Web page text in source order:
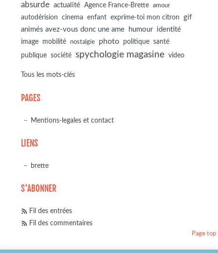
absurde actualité Agence France-Brette amour
autodérision cinema enfant exprime-toi mon citron
gif
animés avez-vous donc une ame
humour identité
image mobilité nostalgie photo politique
santé
publique
société spychologie magasine video
Tous les mots-clés
PAGES
Mentions-legales et contact
LIENS
brette
S'ABONNER
Fil des entrées
Fil des commentaires
Page top